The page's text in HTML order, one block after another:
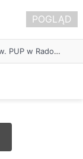
Około 90 tys. zł na szkolenia pracowników. PUP w Radomsku ogłasza nabór wniosków
POGLĄD